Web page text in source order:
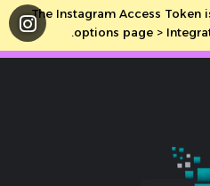
The Instagram Access Token
options page >